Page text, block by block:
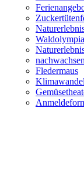
Fledermaus